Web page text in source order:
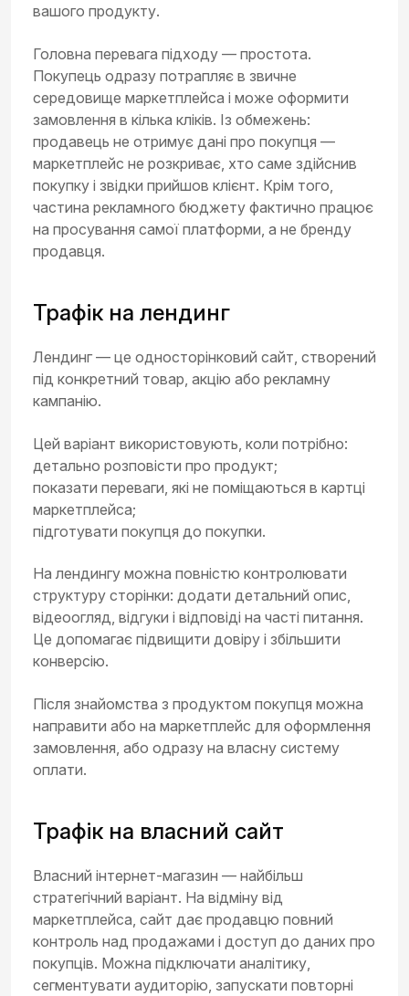
вашого продукту.
Головна перевага підходу — простота.
Покупець одразу потрапляє в звичне
середовище маркетплейса і може оформити
замовлення в кілька кліків. Із обмежень:
продавець не отримує дані про покупця —
маркетплейс не розкриває, хто саме здійснив
покупку і звідки прийшов клієнт. Крім того,
частина рекламного бюджету фактично працює
на просування самої платформи, а не бренду
продавця.
Трафік на лендинг
Лендинг — це односторінковий сайт, створений
під конкретний товар, акцію або рекламну
кампанію.
Цей варіант використовують, коли потрібно:
детально розповісти про продукт;
показати переваги, які не поміщаються в картці
маркетплейса;
підготувати покупця до покупки.
На лендингу можна повністю контролювати
структуру сторінки: додати детальний опис,
відеоогляд, відгуки і відповіді на часті питання.
Це допомагає підвищити довіру і збільшити
конверсію.
Після знайомства з продуктом покупця можна
направити або на маркетплейс для оформлення
замовлення, або одразу на власну систему
оплати.
Трафік на власний сайт
Власний інтернет-магазин — найбільш
стратегічний варіант. На відміну від
маркетплейса, сайт дає продавцю повний
контроль над продажами і доступ до даних про
покупців. Можна підключати аналітику,
сегментувати аудиторію, запускати повторні